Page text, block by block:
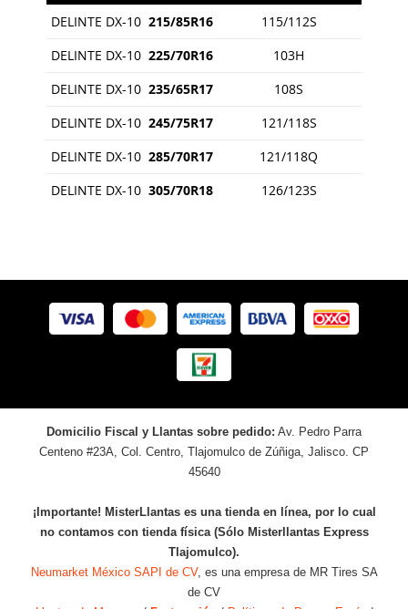
DELINTE DX-10 215/85R16
115/112S
DELINTE DX-10 225/70R16
103H
DELINTE DX-10 235/65R17
108S
DELINTE DX-10 245/75R17
121/118S
DELINTE DX-10 285/70R17
121/118Q
DELINTE DX-10 305/70R18 126/123S
Domicilio Fiscal y Llantas sobre pedido: Av. Pedro Parra
Centeno #23A, Col. Centro, Tlajomulco de Zúñiga, Jalisco. CP
45640
¡Importante! MisterLlantas es una tienda en línea, por lo cual
no contamos con tienda física (Sólo Misterllantas Express
Tlajomulco).
Neumarket México SAPI de CV, es una empresa de MR Tires SA
de CV